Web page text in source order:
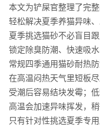
本文为铲屎官整理了完
轻松解决夏季养猫异味、
夏季挑选猫砂不必盲目
锁定除臭防潮、快速吸
常规四季通用猫砂耐热防
在高温闷热天气里短板
受潮后容易结块发霉；
高温会加速异味挥发，
只有针对性挑选夏季专